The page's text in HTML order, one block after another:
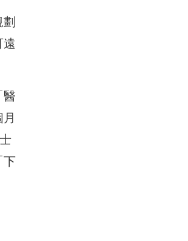
遠
醫
下